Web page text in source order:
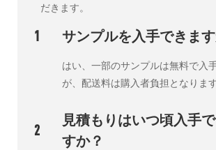
だきます。
1 サンプルを入手できま
はい、一部のサンプルは無料で入
が、配送料は購入者負担となります
2
見積もりはいつ頃入手
すか？